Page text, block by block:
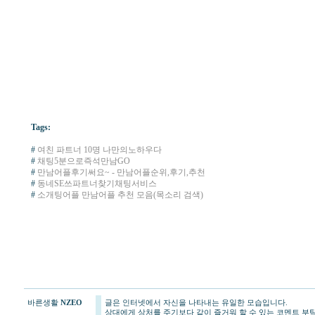
Tags:
# 여친 파트너 10명 나만의노하우다
# 채팅5분으로즉석만남GO
# 만남어플후기써요~ - 만남어플순위,후기,추천
# 동네SE쓰파트너찾기채팅서비스
# 소개팅어플 만남어플 추천 모음(목소리 검색)
바른생활 NZEO
글은 인터넷에서 자신을 나타내는 유일한 모습입니다.
상대에게 상처를 주기보다 같이 즐거워 할 수 있는 코멘트 부